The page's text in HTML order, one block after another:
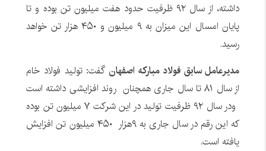
داشته، از سال ۹۲ ظرفیت حدود هفت میلیون تن بوده و تا
پایان امسال این میزان به ۹ میلیون و ۴۵۰ هزار تن خواهد
رسید.
مدیرعامل سابق فولاد مبارکه اصفهانگفت: تولید فولاد خام
از سال ۸۱ تا سال جاری همچنان روند افزایشی داشته است
ودر سال ۹۲ ظرفیت تولید در این شرکت ۷ میلیون تن بوده
که این رقم در سال جاری به ۹هزار ۴۵۰ میلیون تن افزایش
یافته است.